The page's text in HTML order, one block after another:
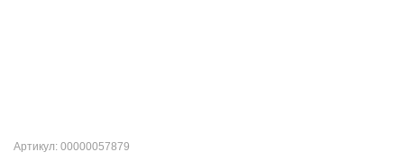
Артикул: 00000057879